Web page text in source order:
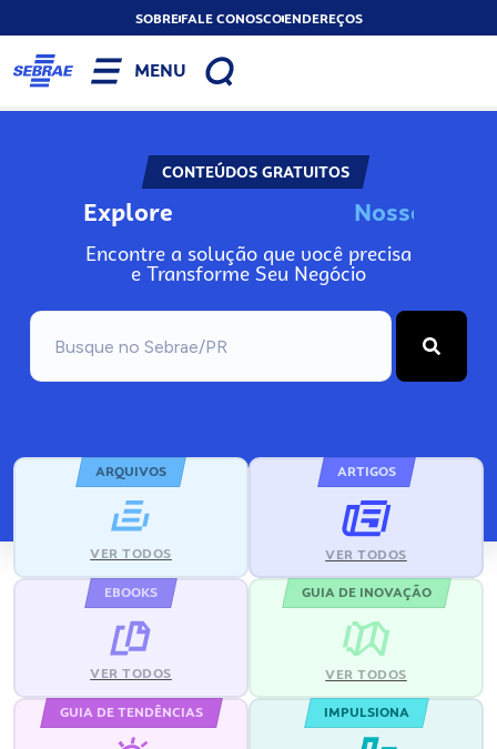
SOBREFALE CONOSCOENDEREÇOS
MENU
CONTEÚDOS GRATUITOS
Explore Nos
Encontre a solução que você precisa
e Transforme Seu Negócio
ARQUIVOS
VER TODOS
ARTIGOS
VER TODOS
EBOOKS
VER TODOS
GUIA DE INOVAÇÃO
VER TODOS
GUIA DE TENDÊNCIAS IMPULSIONA